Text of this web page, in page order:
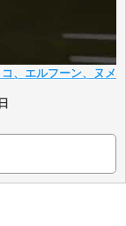
、エルフーン、ヌメ